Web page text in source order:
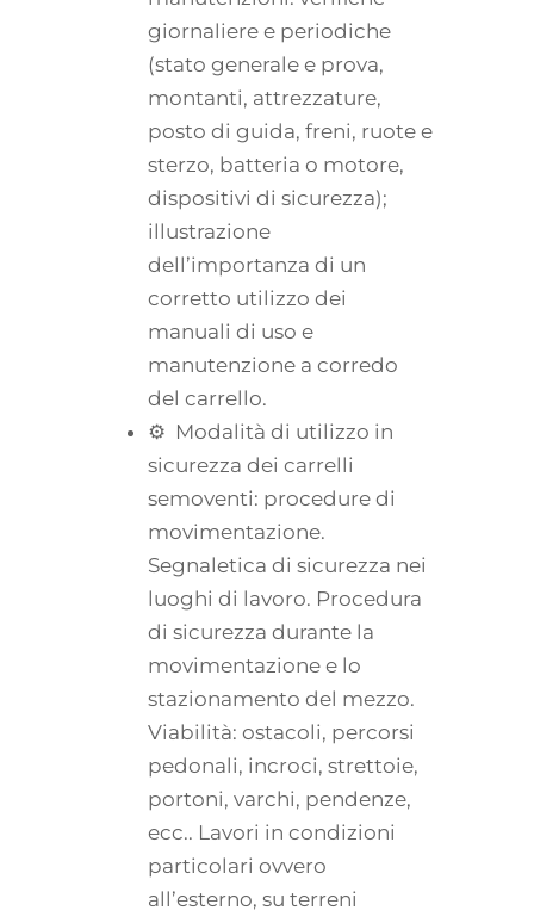
giornaliere e periodiche
(stato generale e prova,
montanti, attrezzature,
posto di guida, freni, ruote e
sterzo, batteria o motore,
dispositivi di sicurezza);
illustrazione
dell’importanza di un
corretto utilizzo dei
manuali di uso e
manutenzione a corredo
del carrello.
⚙ Modalità di utilizzo in
sicurezza dei carrelli
semoventi: procedure di
movimentazione.
Segnaletica di sicurezza nei
luoghi di lavoro. Procedura
di sicurezza durante la
movimentazione e lo
stazionamento del mezzo.
Viabilità: ostacoli, percorsi
pedonali, incroci, strettoie,
portoni, varchi, pendenze,
ecc.. Lavori in condizioni
particolari ovvero
all’esterno, su terreni